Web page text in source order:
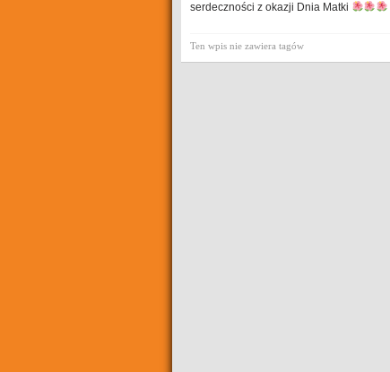
serdeczności z okazji Dnia Matki
Ten wpis nie zawiera tagów